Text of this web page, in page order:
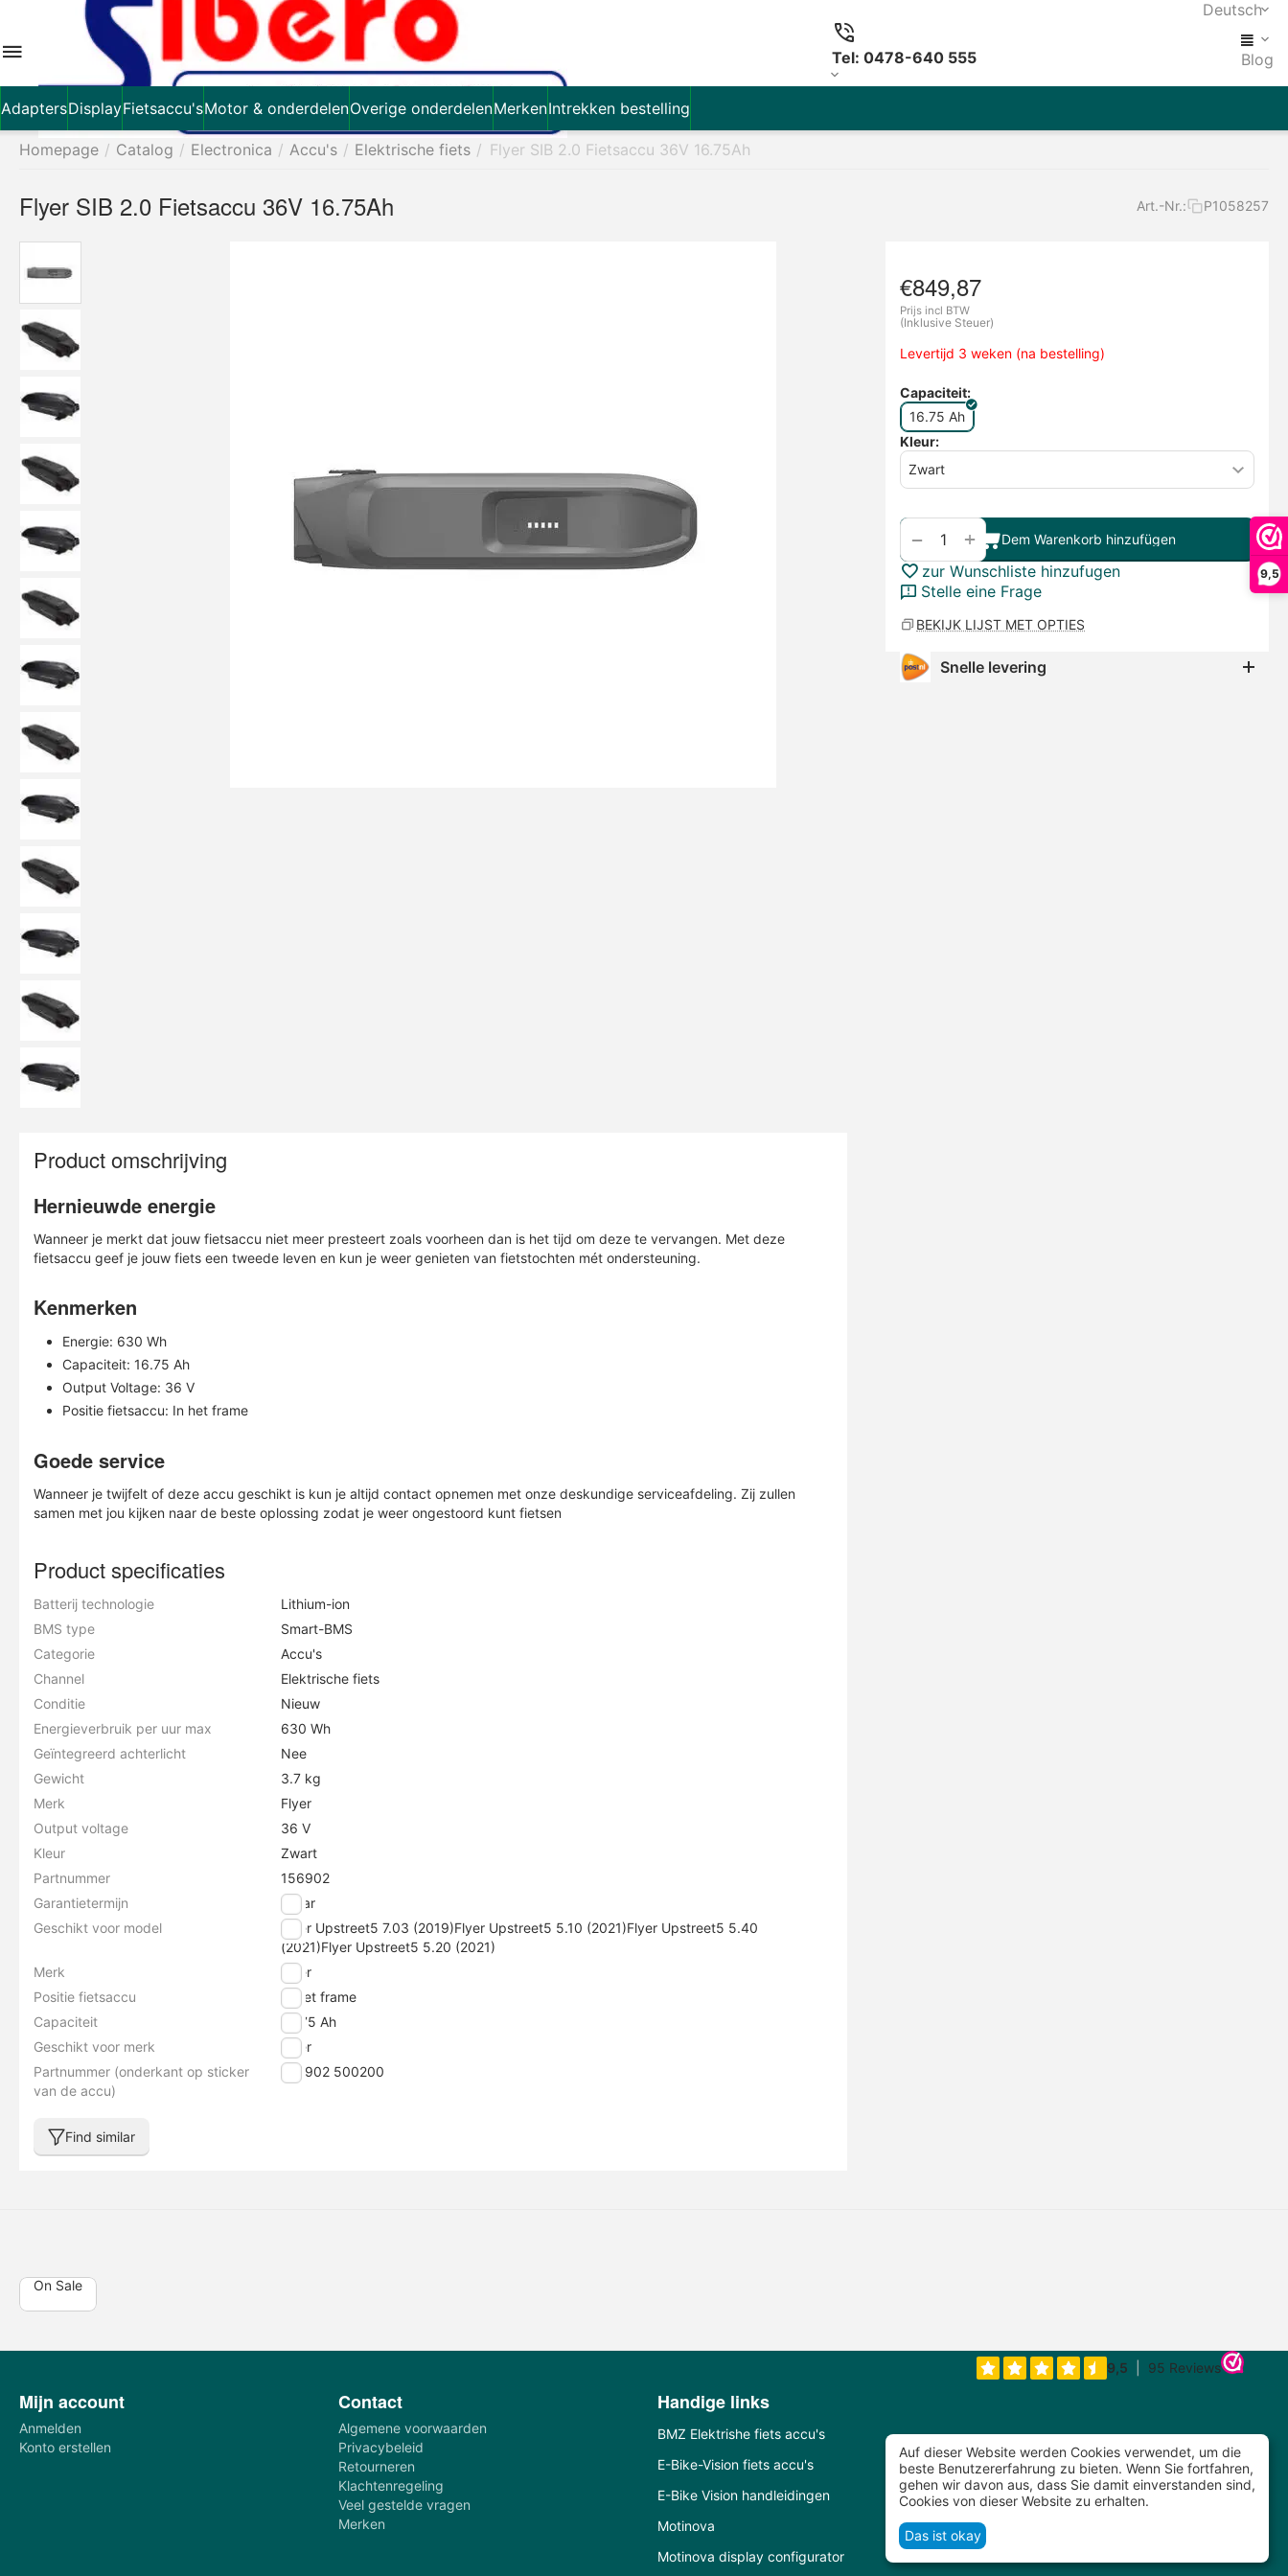
9,5
Deutsch
Tel: 0478-640 555 Blog
AdaptersDisplayFietsaccu'sMotor & onderdelenOverige onderdelenMerkenIntrekken bestelling
Homepage / Catalog / Electronica / Accu's / Elektrische fiets / Flyer SIB 2.0 Fietsaccu 36V 16.75Ah
Flyer SIB 2.0 Fietsaccu 36V 16.75Ah Art.-Nr.: P1058257
€849,87
Prijs incl BTW
(Inklusive Steuer)
Levertijd 3 weken (na bestelling)
Capaciteit:
16.75 Ah
Kleur:
+
− Dem Warenkorb hinzufügen
zur Wunschliste hinzufugen
Stelle eine Frage
BEKIJK LIJST MET OPTIES
Snelle levering
Product omschrijving
Hernieuwde energie
Wanneer je merkt dat jouw fietsaccu niet meer presteert zoals voorheen dan is het tijd om deze te vervangen. Met deze
fietsaccu geef je jouw fiets een tweede leven en kun je weer genieten van fietstochten mét ondersteuning.
Kenmerken
Energie: 630 Wh
Capaciteit: 16.75 Ah
Output Voltage: 36 V
Positie fietsaccu: In het frame
Goede service
Wanneer je twijfelt of deze accu geschikt is kun je altijd contact opnemen met onze deskundige serviceafdeling. Zij zullen
samen met jou kijken naar de beste oplossing zodat je weer ongestoord kunt fietsen
Product specificaties
Batterij technologie
Lithium-ion
BMS type
Smart-BMS
Categorie
Accu's
Channel
Elektrische fiets
Conditie
Nieuw
Energieverbruik per uur max
630 Wh
Geïntegreerd achterlicht
Nee
Gewicht
3.7 kg
Merk
Flyer
Output voltage
36 V
Kleur
Zwart
Partnummer
156902
Garantietermijn
2 jaar
Geschikt voor model
Flyer Upstreet5 7.03 (2019)Flyer Upstreet5 5.10 (2021)Flyer Upstreet5 5.40
(2021)Flyer Upstreet5 5.20 (2021)
Merk
Flyer
Positie fietsaccu
In het frame
Capaciteit
16.75 Ah
Geschikt voor merk
Flyer
Partnummer (onderkant op sticker
van de accu)
156902 500200
Find similar
On Sale
€637,07
Prijs incl BTW
317,87
(Inklusive Steuer)
Prijs incl BTW Prijs incl BTW
Mijn account
Anmelden
Konto erstellen
Contact
Algemene voorwaarden
Privacybeleid
Retourneren
Klachtenregeling
Veel gestelde vragen
Merken
Handige links
BMZ Elektrishe fiets accu's
E-Bike-Vision fiets accu's
E-Bike Vision handleidingen
Motinova
Motinova display configurator
Auf dieser Website werden Cookies verwendet, um die
beste Benutzererfahrung zu bieten. Wenn Sie fortfahren,
gehen wir davon aus, dass Sie damit einverstanden sind,
Cookies von dieser Website zu erhalten.
Das ist okay